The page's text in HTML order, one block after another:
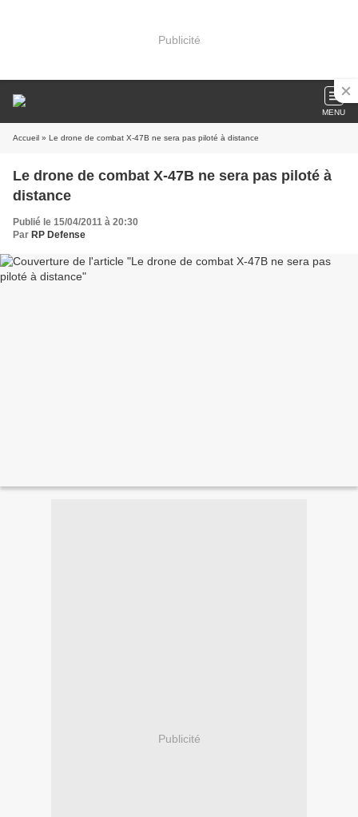
Publicité
MENU
Accueil » Le drone de combat X-47B ne sera pas piloté à distance
Le drone de combat X-47B ne sera pas piloté à
distance
Publié le 15/04/2011 à 20:30
Par RP Defense
Publicité